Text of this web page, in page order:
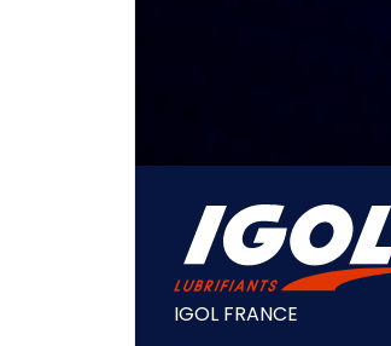
IGOL FRANCE